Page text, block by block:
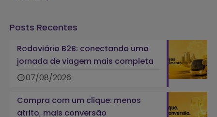
Posts Recentes
Rodoviário B2B: conectando uma
jornada de viagem mais completa
07/08/2026
Compra com um clique: menos
atrito, mais conversão